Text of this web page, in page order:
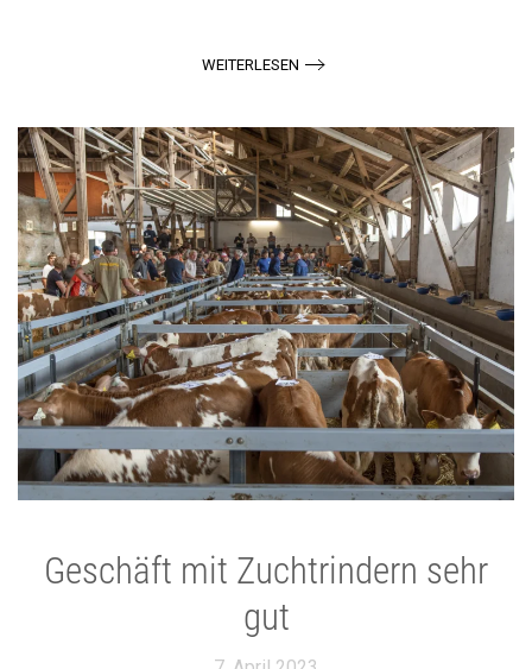
WEITERLESEN
Geschäft mit Zuchtrindern sehr
gut